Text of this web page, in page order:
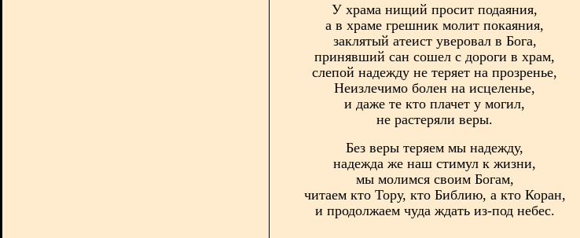
У храма нищий просит подаяния,
а в храме грешник молит покаяния,
заклятый атеист уверовал в Бога,
принявший сан сошел с дороги в храм,
слепой надежду не теряет на прозренье,
Неизлечимо болен на исцеленье,
и даже те кто плачет у могил,
не растеряли веры.
Без веры теряем мы надежду,
надежда же наш стимул к жизни,
мы молимся своим Богам,
читаем кто Тору, кто Библию, а кто Коран,
и продолжаем чуда ждать из-под небес.